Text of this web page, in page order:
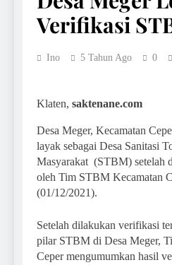
Verifikasi
Ino 5 Tahun Ago 0
Klaten, saktenane.com
Desa Meger, Kecamatan
layak sebagai Desa Sanitasi
Masyarakat (STBM) setelah
oleh Tim STBM Kecamatan
(01/12/2021).
Setelah dilakukan verifikasi
pilar STBM di Desa Meger,
Ceper mengumumkan hasil